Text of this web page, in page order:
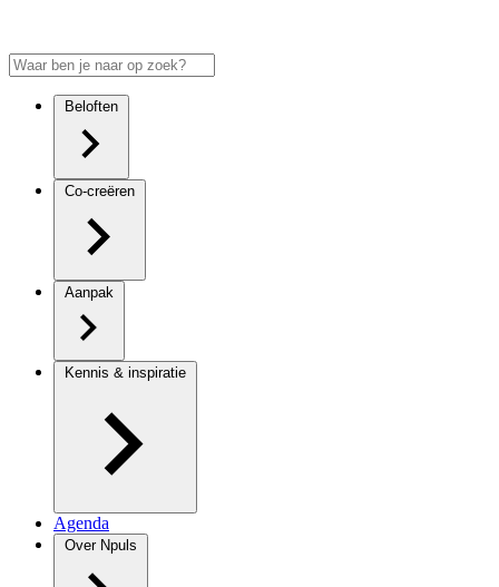
Beloften
Co-creëren
Aanpak
Kennis & inspiratie
Agenda
Over Npuls